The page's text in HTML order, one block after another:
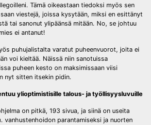
Tämä oikeastaan tiedoksi myös sen
viestejä, joissa kysytään, miksi en esittänyt
tai sanonut ylipäänsä mitään. No, se johtuu
ei antanut!
puhujalistalta varatut puheenvuorot, joita ei
voi kieltää. Näissä niin sanotuissa
puheen kesto on maksimissaan viisi
nyt sitten itsekin pidin.
ylioptimistisille talous- ja työllisyysluvuille
on pitkä, 193 sivua, ja siinä on useita
vanhustenhoidon parantamiseksi ja nuorten